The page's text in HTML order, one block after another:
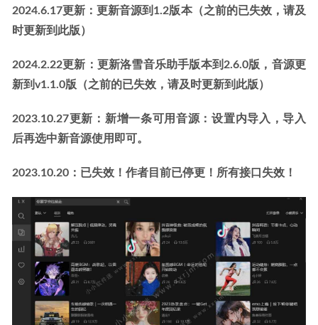
2024.6.17更新：更新音源到1.2版本（之前的已失效，请及
时更新到此版）
2024.2.22更新：更新洛雪音乐助手版本到2.6.0版，音源更
新到v1.1.0版（之前的已失效，请及时更新到此版）
2023.10.27更新：新增一条可用音源：设置内导入，导入
后再选中新音源使用即可。
2023.10.20：已失效！作者目前已停更！所有接口失效！